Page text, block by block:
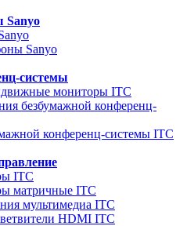
Sanyo
Sanyo
системы
мониторы ITC
безбумажной конференц-
конференц-системы ITC
ITC
матричные ITC
мультимедиа ITC
HDMI ITC